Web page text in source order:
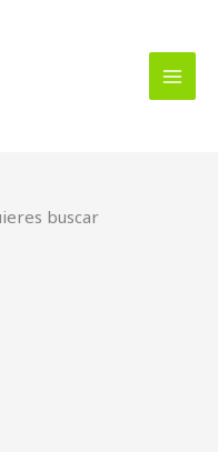
buscar